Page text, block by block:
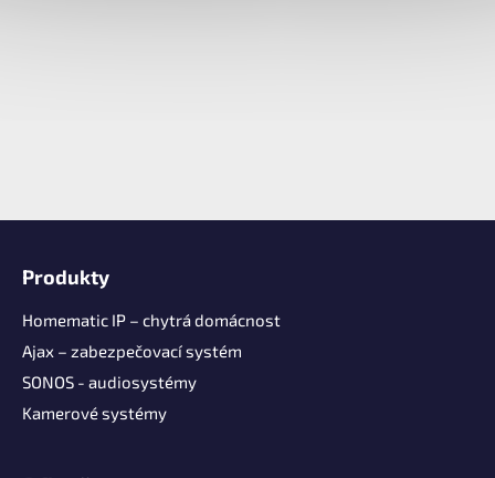
Produkty
Homematic IP – chytrá domácnost
Ajax – zabezpečovací systém
SONOS - audiosystémy
Kamerové systémy